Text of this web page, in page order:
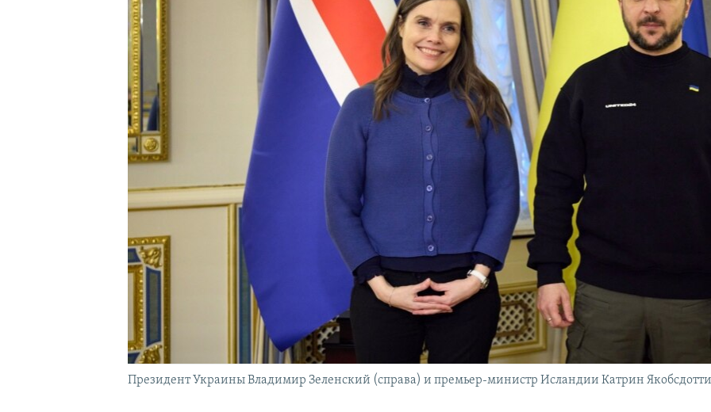
КРЫМ.НЕПОКОРЕННЫЙ
УКРАИНСКАЯ ПРОБЛЕМА КРЫМА
Президент Украины Владимир Зеленский (справа) и премьер-министр Исландии Катрин